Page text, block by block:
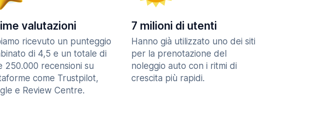
valutazioni
ricevuto un punteggio
di 4,5 e un totale di
250.000 recensioni su
come Trustpilot,
e Review Centre.
7 milioni di utenti
Hanno già utilizzato uno dei siti
per la prenotazione del
noleggio auto con i ritmi di
crescita più rapidi.